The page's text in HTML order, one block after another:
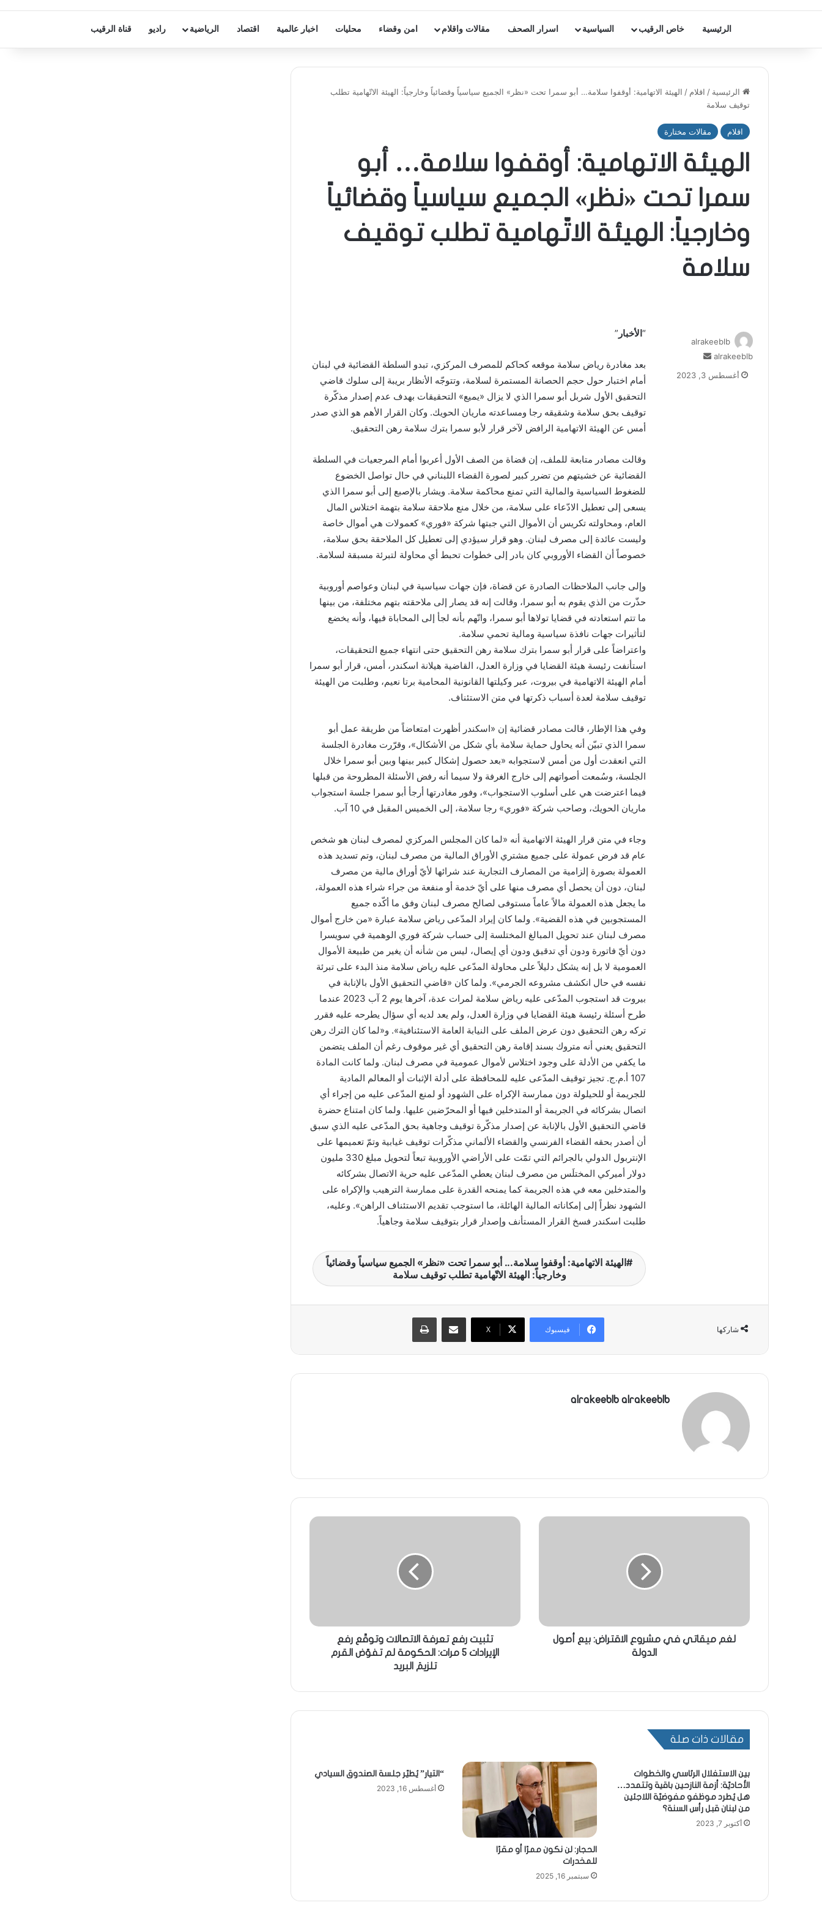
الرئيسية خاص الرقيب السياسية اسرار الصحف مقالات واقلام امن وقضاء محليات اخبار عالمية اقتصاد الرياضية راديو قناة الرقيب
الرئيسية / اقلام / الهيئة الاتهامية: أوقفوا سلامة… أبو سمرا تحت «نظر» الجميع سياسياً وقضائياً وخارجياً: الهيئة الاتّهامية تطلب
توقيف سلامة
اقلام مقالات مختارة
الهيئة الاتهامية: أوقفوا سلامة… أبو
سمرا تحت «نظر» الجميع سياسياً وقضائياً
وخارجياً: الهيئة الاتّهامية تطلب توقيف
سلامة
“الأخبار ”
بعد مغادرة رياض سلامة موقعه كحاكم للمصرف المركزي، تبدو السلطة القضائية في لبنان
أمام اختبار حول حجم الحصانة المستمرة لسلامة، وتتوجّه الأنظار بريبة إلى سلوك قاضي
التحقيق الأول شربل أبو سمرا الذي لا يزال «يميع» التحقيقات بهدف عدم إصدار مذكّرة
توقيف بحق سلامة وشقيقه رجا ومساعدته ماريان الحويك. وكان القرار الأهم هو الذي صدر
أمس عن الهيئة الاتهامية الرافض لآخر قرار لأبو سمرا بترك سلامة رهن التحقيق.
وقالت مصادر متابعة للملف، إن قضاة من الصف الأول أعربوا أمام المرجعيات في السلطة
القضائية عن خشيتهم من تضرر كبير لصورة القضاء اللبناني في حال تواصل الخضوع
للضغوط السياسية والمالية التي تمنع محاكمة سلامة. ويشار بالإصبع إلى أبو سمرا الذي
يسعى إلى تعطيل الادّعاء على سلامة، من خلال منع ملاحقة سلامة بتهمة اختلاس المال
العام، ومحاولته تكريس أن الأموال التي جبتها شركة «فوري» كعمولات هي أموال خاصة
وليست عائدة إلى مصرف لبنان. وهو قرار سيؤدي إلى تعطيل كل الملاحقة بحق سلامة،
خصوصاً أن القضاء الأوروبي كان بادر إلى خطوات تحبط أي محاولة لتبرئة مسبقة لسلامة.
وإلى جانب الملاحظات الصادرة عن قضاة، فإن جهات سياسية في لبنان وعواصم أوروبية
حذّرت من الذي يقوم به أبو سمرا، وقالت إنه قد يصار إلى ملاحقته بتهم مختلفة، من بينها
ما تتم استعادته في قضايا تولاها أبو سمرا، واتّهم بأنه لجأ إلى المحاباة فيها، وأنه يخضع
لتأثيرات جهات نافذة سياسية ومالية تحمي سلامة.
واعتراضاً على قرار أبو سمرا بترك سلامة رهن التحقيق حتى انتهاء جميع التحقيقات،
استأنفت رئيسة هيئة القضايا في وزارة العدل، القاضية هيلانة اسكندر، أمس، قرار أبو سمرا
أمام الهيئة الاتهامية في بيروت، عبر وكيلتها القانونية المحامية برتا نعيم، وطلبت من الهيئة
توقيف سلامة لعدة أسباب ذكرتها في متن الاستئناف.
وفي هذا الإطار، قالت مصادر قضائية إن «اسكندر أظهرت امتعاضاً من طريقة عمل أبو
سمرا الذي تبيّن أنه يحاول حماية سلامة بأي شكل من الأشكال»، وقرّرت مغادرة الجلسة
التي انعقدت أول من أمس لاستجوابه «بعد حصول إشكال كبير بينها وبين أبو سمرا خلال
الجلسة، وسُمعت أصواتهم إلى خارج الغرفة ولا سيما أنه رفض الأسئلة المطروحة من قبلها
فيما اعترضت هي على أسلوب الاستجواب»، وفور مغادرتها أرجأ أبو سمرا جلسة استجواب
ماريان الحويك، وصاحب شركة «فوري» رجا سلامة، إلى الخميس المقبل في 10 آب.
وجاء في متن قرار الهيئة الاتهامية أنه «لما كان المجلس المركزي لمصرف لبنان هو شخص
عام قد فرض عمولة على جميع مشتري الأوراق المالية من مصرف لبنان، وتم تسديد هذه
العمولة بصورة إلزامية من المصارف التجارية عند شرائها لأيّ أوراق مالية من مصرف
لبنان، دون أن يحصل أي مصرف منها على أيّ خدمة أو منفعة من جراء شراء هذه العمولة،
ما يجعل هذه العمولة مالاً عاماً مستوفى لصالح مصرف لبنان وفق ما أكّده جميع
المستجوبين في هذه القضية». ولما كان إيراد المدّعى رياض سلامة عبارة «من خارج أموال
مصرف لبنان عند تحويل المبالغ المختلسة إلى حساب شركة فوري الوهمية في سويسرا
دون أيّ فاتورة ودون أي تدقيق ودون أي إيصال، ليس من شأنه أن يغير من طبيعة الأموال
العمومية لا بل إنه يشكل دليلاً على محاولة المدّعى عليه رياض سلامة منذ البدء على تبرئة
نفسه في حال انكشف مشروعه الجرمي». ولما كان «قاضي التحقيق الأول بالإنابة في
بيروت قد استجوب المدّعى عليه رياض سلامة لمرات عدة، آخرها يوم 2 آب 2023 عندما
طرح أسئلة رئيسة هيئة القضايا في وزارة العدل، ولم يعد لديه أي سؤال يطرحه عليه فقرر
تركه رهن التحقيق دون عرض الملف على النيابة العامة الاستئنافية». و«لما كان الترك رهن
التحقيق يعني أنه متروك بسند إقامة رهن التحقيق أي غير موقوف رغم أن الملف يتضمن
ما يكفي من الأدلة على وجود اختلاس لأموال عمومية في مصرف لبنان. ولما كانت المادة
107 أ.م.ج. تجيز توقيف المدّعى عليه للمحافظة على أدلة الإثبات أو المعالم المادية
للجريمة أو للحيلولة دون ممارسة الإكراه على الشهود أو لمنع المدّعى عليه من إجراء أي
اتصال بشركائه في الجريمة أو المتدخلين فيها أو المحرّضين عليها. ولما كان امتناع حضرة
قاضي التحقيق الأول بالإنابة عن إصدار مذكّرة توقيف وجاهية بحق المدّعى عليه الذي سبق
أن أصدر بحقه القضاء الفرنسي والقضاء الألماني مذكّرات توقيف غيابية وتمّ تعميمها على
الإنتربول الدولي بالجرائم التي تمّت على الأراضي الأوروبية تبعاً لتحويل مبلغ 330 مليون
دولار أميركي المختلَس من مصرف لبنان يعطي المدّعى عليه حرية الاتصال بشركائه
والمتدخلين معه في هذه الجريمة كما يمنحه القدرة على ممارسة الترهيب والإكراه على
الشهود نظراً إلى إمكاناته المالية الهائلة، ما استوجب تقديم الاستئناف الراهن». وعليه،
طلبت اسكندر فسخ القرار المستأنف وإصدار قرار بتوقيف سلامة وجاهياً.
الهيئة الاتهامية: أوقفوا سلامة... أبو سمرا تحت «نظر» الجميع سياسياً وقضائياً
وخارجياً: الهيئة الاتّهامية تطلب توقيف سلامة
alrakeeblb
alrakeeblb
س
أغسطس 3, 2023
شاركها فيسبوك X
alrakeeblb alrakeeblb
لغم ميقاتي في مشروع الاقتراض: بيع أصول
الدولة
تثبيت رفع تعرفة الاتصالات وتوقّع رفع
الإيرادات 5 مرات: الحكومة لم تفوّض القرم
تلزيمَ البريد
مقالات ذات صلة
بين الاستغلال الرئاسي والخطوات
الأحاديّة: أزمة النازحين باقية وتتمدد…
هل يُطرد موظفو مفوضيّة اللاجئين
من لبنان قبل رأس السنة؟
أكتوبر 7, 2023
الحجار: لن نكون ممرًا أو مقرًا
للمخدرات
سبتمبر 16, 2025
“التيار” يُطيّر جلسة الصندوق السيادي
أغسطس 16, 2023